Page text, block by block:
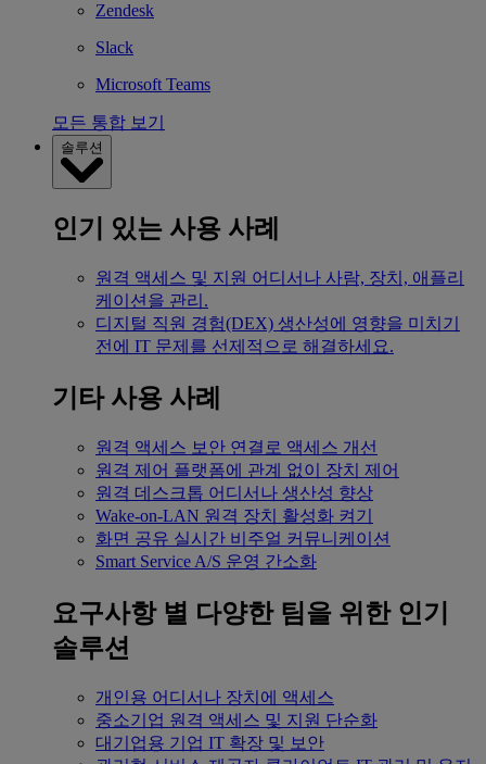
Zendesk
Slack
Microsoft Teams
모든 통합 보기
솔루션
인기 있는 사용 사례
원격 액세스 및 지원 어디서나 사람, 장치, 애플리
케이션을 관리.
디지털 직원 경험(DEX) 생산성에 영향을 미치기
전에 IT 문제를 선제적으로 해결하세요.
기타 사용 사례
원격 액세스 보안 연결로 액세스 개선
원격 제어 플랫폼에 관계 없이 장치 제어
원격 데스크톱 어디서나 생산성 향상
Wake-on-LAN 원격 장치 활성화 켜기
화면 공유 실시간 비주얼 커뮤니케이션
Smart Service A/S 운영 간소화
요구사항 별 다양한 팀을 위한 인기
솔루션
개인용 어디서나 장치에 액세스
중소기업 원격 액세스 및 지원 단순화
대기업용 기업 IT 확장 및 보안